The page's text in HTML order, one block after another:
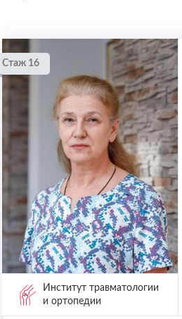
Стаж 16
Институт травматологии
и ортопедии